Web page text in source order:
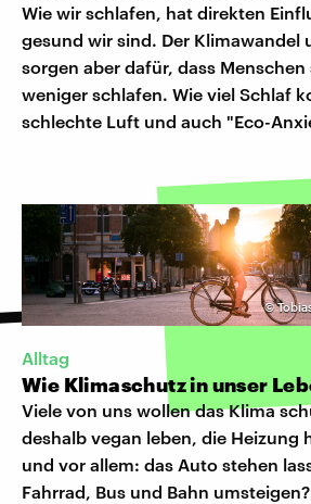
Wie wir schlafen, hat direkten
gesund wir sind. Der Klimawandel
sorgen aber dafür, dass
weniger schlafen. Wie viel Schlaf
schlechte Luft und auch "Eco-
©
Alltag
Wie Klimaschutz in unser
Viele von uns wollen das Klima
deshalb vegan leben, die Heizung
und vor allem: das Auto stehen
Fahrrad, Bus und Bahn